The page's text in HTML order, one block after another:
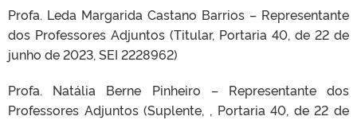
Profa. Leda Margarida Castano Barrios – Representante
dos Professores Adjuntos (Titular, Portaria 40, de 22 de
junho de 2023, SEI 2228962)
Profa. Natália Berne Pinheiro – Representante dos
Professores Adjuntos (Suplente, , Portaria 40, de 22 de